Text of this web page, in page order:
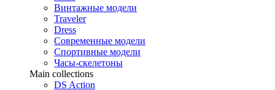
Винтажные модели
Traveler
Dress
Современные модели
Спортивные модели
Часы-скелетоны
Main collections
DS Action